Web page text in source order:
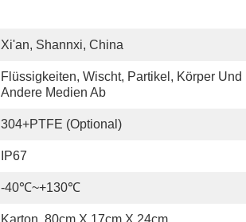
Xi'an, Shannxi, China
Flüssigkeiten, Wischt, Partikel, Körper Und
Andere Medien Ab
304+PTFE (optional)
IP67
-40℃~+130℃
Karton, 80cm X 17cm X 24cm